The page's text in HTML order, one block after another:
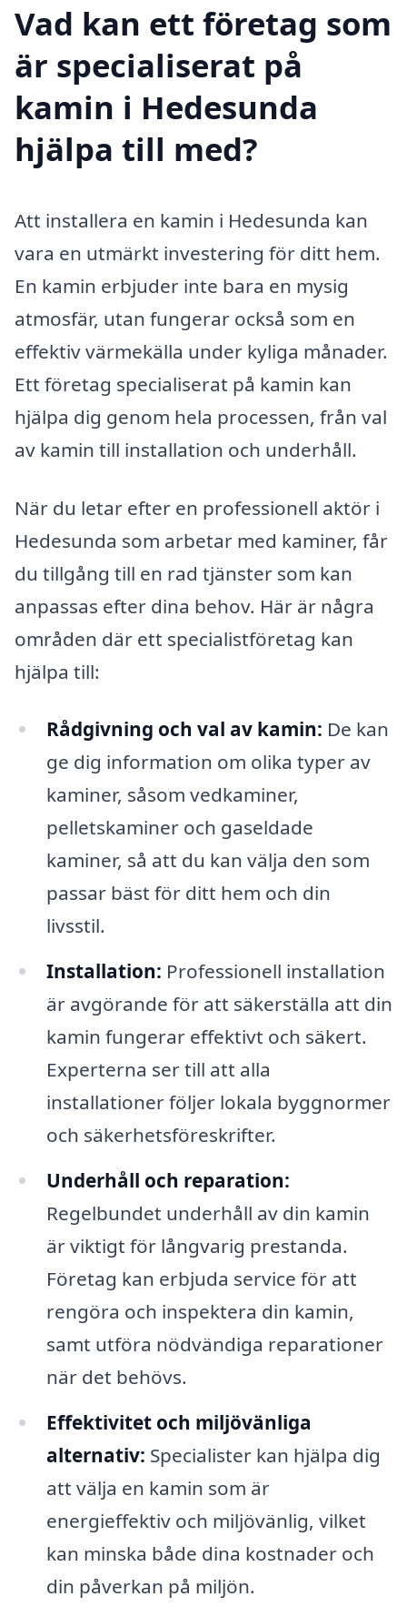
Vad kan ett företag som
är specialiserat på
kamin i Hedesunda
hjälpa till med?
Att installera en kamin i Hedesunda kan
vara en utmärkt investering för ditt hem.
En kamin erbjuder inte bara en mysig
atmosfär, utan fungerar också som en
effektiv värmekälla under kyliga månader.
Ett företag specialiserat på kamin kan
hjälpa dig genom hela processen, från val
av kamin till installation och underhåll.
När du letar efter en professionell aktör i
Hedesunda som arbetar med kaminer, får
du tillgång till en rad tjänster som kan
anpassas efter dina behov. Här är några
områden där ett specialistföretag kan
hjälpa till:
Rådgivning och val av kamin: De kan
ge dig information om olika typer av
kaminer, såsom vedkaminer,
pelletskaminer och gaseldade
kaminer, så att du kan välja den som
passar bäst för ditt hem och din
livsstil.
Installation: Professionell installation
är avgörande för att säkerställa att din
kamin fungerar effektivt och säkert.
Experterna ser till att alla
installationer följer lokala byggnormer
och säkerhetsföreskrifter.
Underhåll och reparation:
Regelbundet underhåll av din kamin
är viktigt för långvarig prestanda.
Företag kan erbjuda service för att
rengöra och inspektera din kamin,
samt utföra nödvändiga reparationer
när det behövs.
Effektivitet och miljövänliga
alternativ: Specialister kan hjälpa dig
att välja en kamin som är
energieffektiv och miljövänlig, vilket
kan minska både dina kostnader och
din påverkan på miljön.